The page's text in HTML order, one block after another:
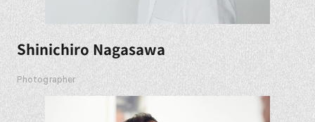
Shinichiro Nagasawa
Photographer